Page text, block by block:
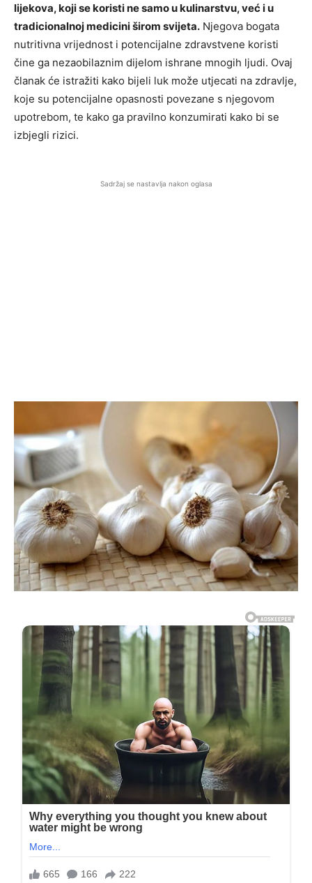
lijekova, koji se koristi ne samo u kulinarstvu, već i u
tradicionalnoj medicini širom svijeta. Njegova bogata
nutritivna vrijednost i potencijalne zdravstvene koristi
čine ga nezaobilaznim dijelom ishrane mnogih ljudi. Ovaj
članak će istražiti kako bijeli luk može utjecati na zdravlje,
koje su potencijalne opasnosti povezane s njegovom
upotrebom, te kako ga pravilno konzumirati kako bi se
izbjegli rizici.
Sadržaj se nastavlja nakon oglasa